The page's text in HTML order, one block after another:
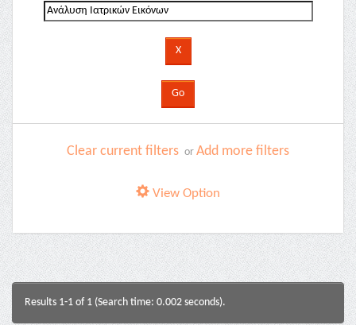
Clear current filters or Add more filters
View Option
Results 1-1 of 1 (Search time: 0.002 seconds).